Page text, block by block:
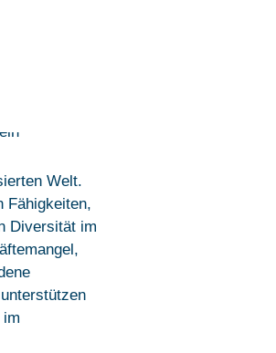
Welt.
Fähigkeiten,
Diversität im